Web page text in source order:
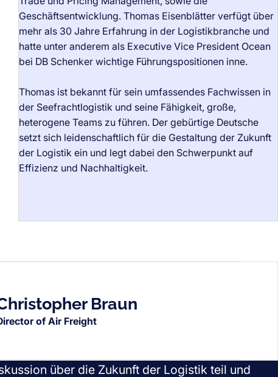
Thomas Eisenblätter
Vice President Global Sea Freight, FCL
Geschäftsentwicklung. Thomas Eisenblätter verfügt über
mehr als 30 Jahre Erfahrung in der Logistikbranche und
hatte unter anderem als Executive Vice President Ocean
bei DB Schenker wichtige Führungspositionen inne.
Thomas ist bekannt für sein umfassendes Fachwissen in
der Seefrachtlogistik und seine Fähigkeit, große,
heterogene Teams zu führen. Der gebürtige Deutsche
setzt sich leidenschaftlich für die Gestaltung der Zukunft
der Logistik ein und legt dabei den Schwerpunkt auf
Effizienz und Nachhaltigkeit.
Braun
of Air Freight
über die Zukunft der Logistik teil und